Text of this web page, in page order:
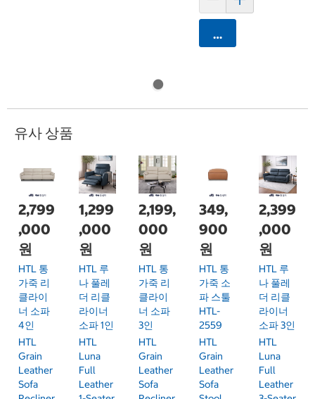
카트에 담기
유사 상품
2,799
,000
원
HTL 통
가죽 리
클라이
너 소파
4인
HTL
Grain
Leather
Sofa
1,299
,000
원
HTL 루
나 풀레
더 리클
라이너
소파 1인
HTL
Luna
Full
Leather
2,199,
000
원
HTL 통
가죽 리
클라이
너 소파
3인
HTL
Grain
Leather
Sofa
349,
900
원
HTL 통
가죽 소
파 스툴
HTL-
2559
HTL
Grain
Leather
Sofa
2,399
,000
원
HTL 루
나 풀레
더 리클
라이너
소파 3인
HTL
Luna
Full
Leather